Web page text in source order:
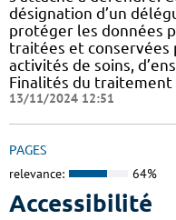
désignation d’un
protéger les données
traitées et conservées
activités de soins,
Finalités du traitement
13/11/2024 12:51
PAGES
relevance: 64%
Accessibilité